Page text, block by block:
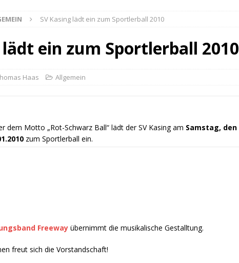
SV Kasing lädt ein zum Sportlerball 2010
lädt ein zum Sportlerball 2010
Haas Allgemein
dem Motto „Rot-Schwarz Ball“ lädt der SV Kasing am Samstag, den
zum Sportlerball ein.
Freewayübernimmt die musikalische Gestalltung.
freut sich die Vorstandschaft!